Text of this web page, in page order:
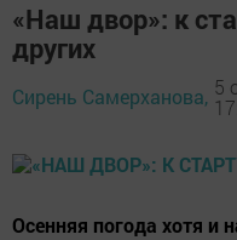
«Наш двор»: к
других
Сирень Самерханова, 5
Осенняя погода хотя и